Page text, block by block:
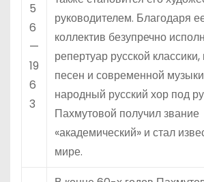
5
6
—
19
6
3
руководителем. Благодаря
коллектив безупречно
репертуар русской
песен и современной
народный русский хор под
Пахмутовой получил звание
«академический» и стал
мире.